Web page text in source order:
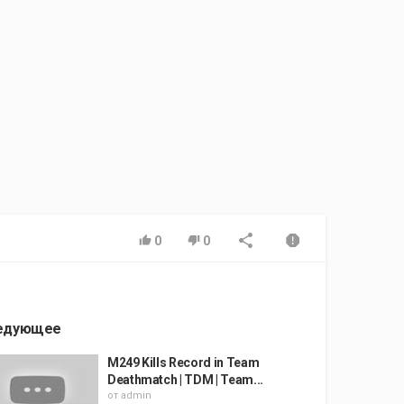
0 0
M249 Kills Record in Team
Deathmatch | TDM | Team...
от admin